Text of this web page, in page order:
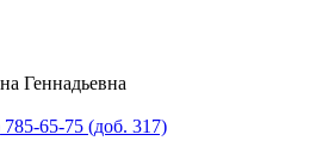
Геннадьевна
65-75 (доб. 317)